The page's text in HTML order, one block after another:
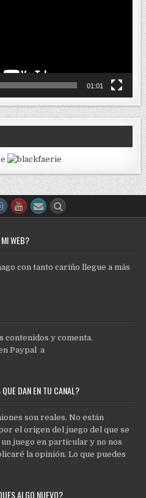
01:01
WEB?
con tanto cariño llegue a más
contenidos y comenta.
Paypal a
DAN EN TU CANAL?
son reales. No están
el origen del juego del que se
juego en particular y no nos
la opinión. Lo que puedes
ALGO NUEVO?